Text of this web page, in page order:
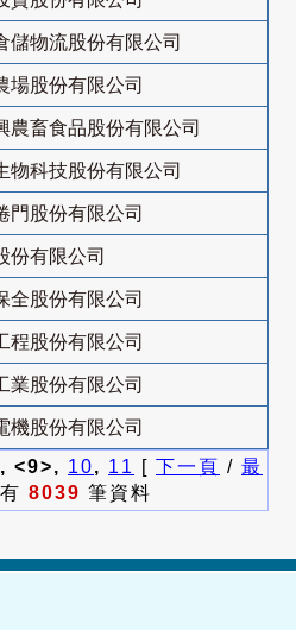
儲物流股份有限公司
場股份有限公司
農畜食品股份有限公司
物科技股份有限公司
門股份有限公司
份有限公司
全股份有限公司
程股份有限公司
業股份有限公司
機股份有限公司
, <9>, 10, 11 [ 下一頁 / 最
8039 筆資料